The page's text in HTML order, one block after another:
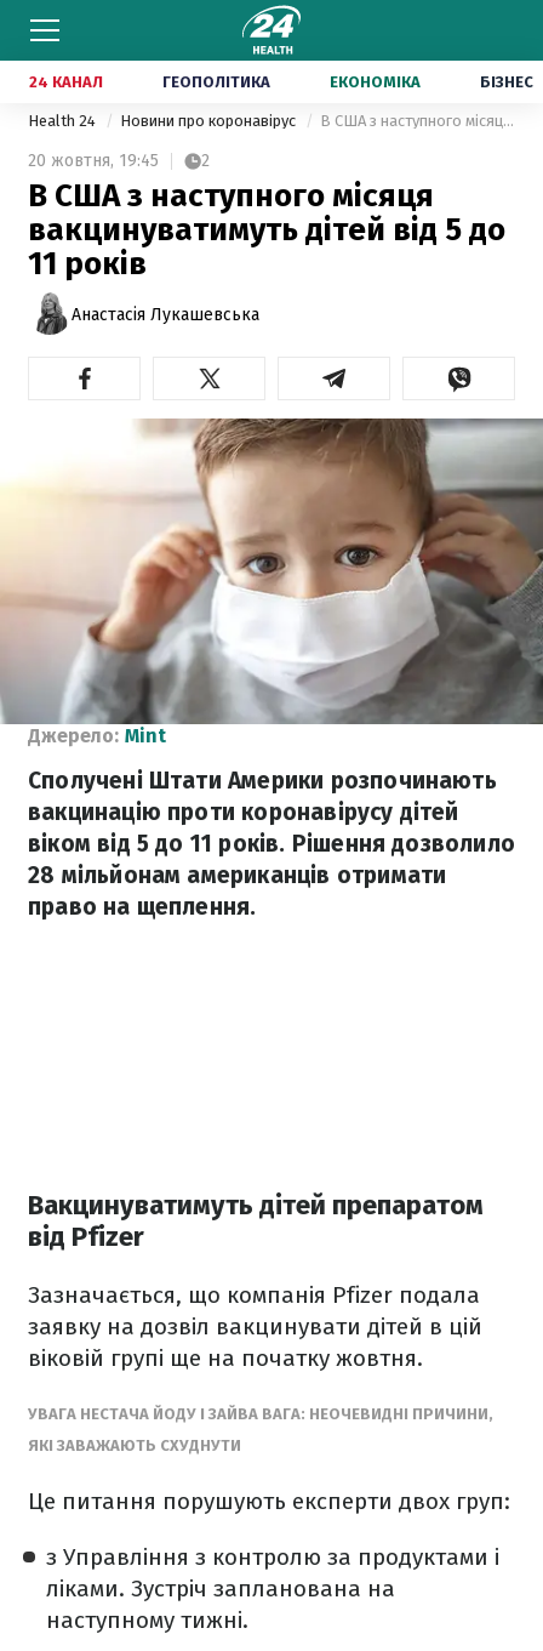
24 КАНАЛ ГЕОПОЛІТИКА ЕКОНОМІКА БІЗНЕС
Health 24 Новини про коронавірус В США з наступного місяця вакцинуватимуть дітей від 5 до 11 років
20 жовтня, 19:45 2
В США з наступного місяця
вакцинуватимуть дітей від 5 до
11 років
Анастасія Лукашевська
Джерело: Mint
Сполучені Штати Америки розпочинають
вакцинацію проти коронавірусу дітей
віком від 5 до 11 років. Рішення дозволило
28 мільйонам американців отримати
право на щеплення.
Вакцинуватимуть дітей препаратом
від Pfizer
Зазначається, що компанія Pfizer подала
заявку на дозвіл вакцинувати дітей в цій
віковій групі ще на початку жовтня.
УВАГА НЕСТАЧА ЙОДУ І ЗАЙВА ВАГА: НЕОЧЕВИДНІ ПРИЧИНИ,
ЯКІ ЗАВАЖАЮТЬ СХУДНУТИ
Це питання порушують експерти двох груп:
з Управління з контролю за продуктами і
ліками. Зустріч запланована на
наступному тижні.